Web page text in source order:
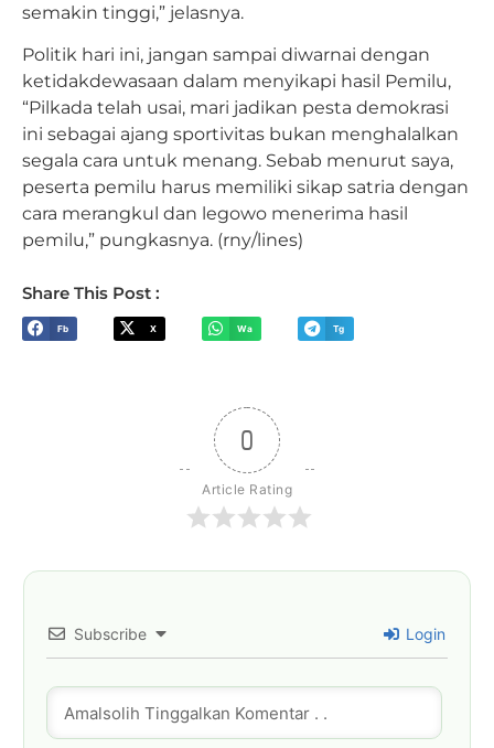
semakin tinggi,” jelasnya.
Politik hari ini, jangan sampai diwarnai dengan
ketidakdewasaan dalam menyikapi hasil Pemilu,
“Pilkada telah usai, mari jadikan pesta demokrasi
ini sebagai ajang sportivitas bukan menghalalkan
segala cara untuk menang. Sebab menurut saya,
peserta pemilu harus memiliki sikap satria dengan
cara merangkul dan legowo menerima hasil
pemilu,” pungkasnya. (rny/lines)
Share This Post :
Fb X Wa Tg
0
Article Rating
Subscribe Login